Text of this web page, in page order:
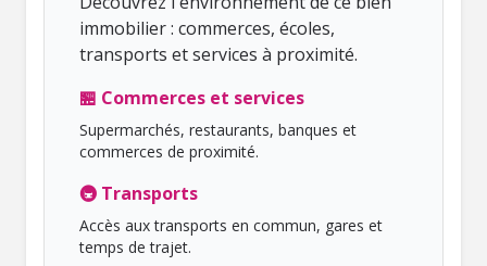
immobilier : commerces, écoles,
transports et services à proximité.
🏪 Commerces et services
Supermarchés, restaurants, banques et
commerces de proximité.
🚇 Transports
Accès aux transports en commun, gares et
temps de trajet.